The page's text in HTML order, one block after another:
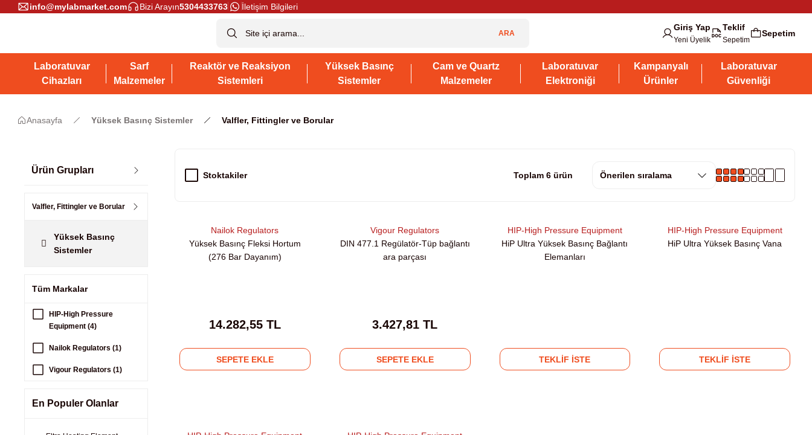
info@mylabmarket.com Bizi Arayın5304433763 İletişim Bilgileri
ARA
Giriş Yap
Yeni Üyelik
Teklif
Sepetim
Sepetim
Laboratuvar
Cihazları
Sarf
Malzemeler
Reaktör ve Reaksiyon
Sistemleri
Yüksek Basınç
Sistemler
Cam ve Quartz
Malzemeler
Laboratuvar
Elektroniği
Kampanyalı
Ürünler
Laboratuvar
Güvenliği
Anasayfa Yüksek Basınç Sistemler Valfler, Fittingler ve Borular
Ürün Grupları
Valfler, Fittingler ve Borular
Yüksek Basınç
Sistemler
Tüm Markalar
HIP-High Pressure
Equipment (4)
Nailok Regulators (1)
Vigour Regulators (1)
En Populer Olanlar
Stoktakiler Toplam 6 ürün
Nailok Regulators
Yüksek Basınç Fleksi Hortum
(276 Bar Dayanım)
14.282,55 TL
SEPETE EKLE
Vigour Regulators
DIN 477.1 Regülatör-Tüp bağlantı
ara parçası
3.427,81 TL
SEPETE EKLE
HIP-High Pressure Equipment
HiP Ultra Yüksek Basınç Bağlantı
Elemanları
TEKLİF İSTE
HIP-High Pressure Equipment
HiP Ultra Yüksek Basınç Vana
TEKLİF İSTE